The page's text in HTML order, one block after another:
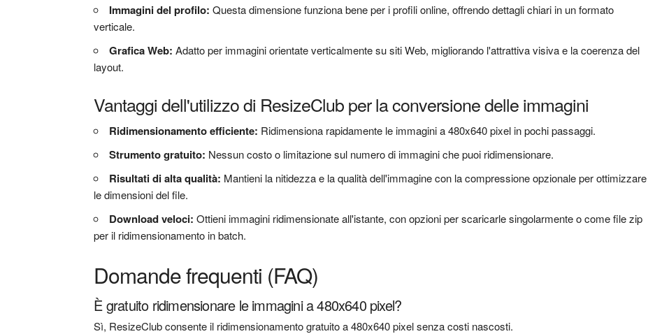
Immagini del profilo:Questa dimensione funziona bene per i profili online, offrendo dettagli chiari in un formato
verticale.
Grafica Web:Adatto per immagini orientate verticalmente su siti Web, migliorando l'attrattiva visiva e la coerenza del
layout.
Vantaggi dell'utilizzo di ResizeClub per la conversione delle immagini
Ridimensionamento efficiente: Ridimensiona rapidamente le immagini a 480x640 pixel in pochi passaggi.
Strumento gratuito: Nessun costo o limitazione sul numero di immagini che puoi ridimensionare.
Risultati di alta qualità: Mantieni la nitidezza e la qualità dell'immagine con la compressione opzionale per ottimizzare
le dimensioni del file.
Download veloci:Ottieni immagini ridimensionate all'istante, con opzioni per scaricarle singolarmente o come file zip
per il ridimensionamento in batch.
Domande frequenti (FAQ)
È gratuito ridimensionare le immagini a 480x640 pixel?
Sì, ResizeClub consente il ridimensionamento gratuito a 480x640 pixel senza costi nascosti.